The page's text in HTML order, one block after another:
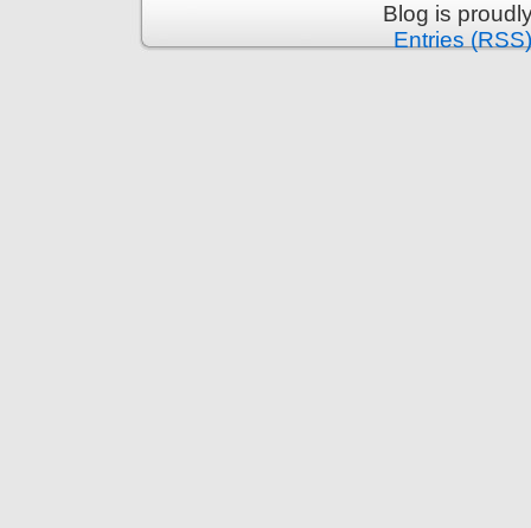
Blog is
Entries (RSS)